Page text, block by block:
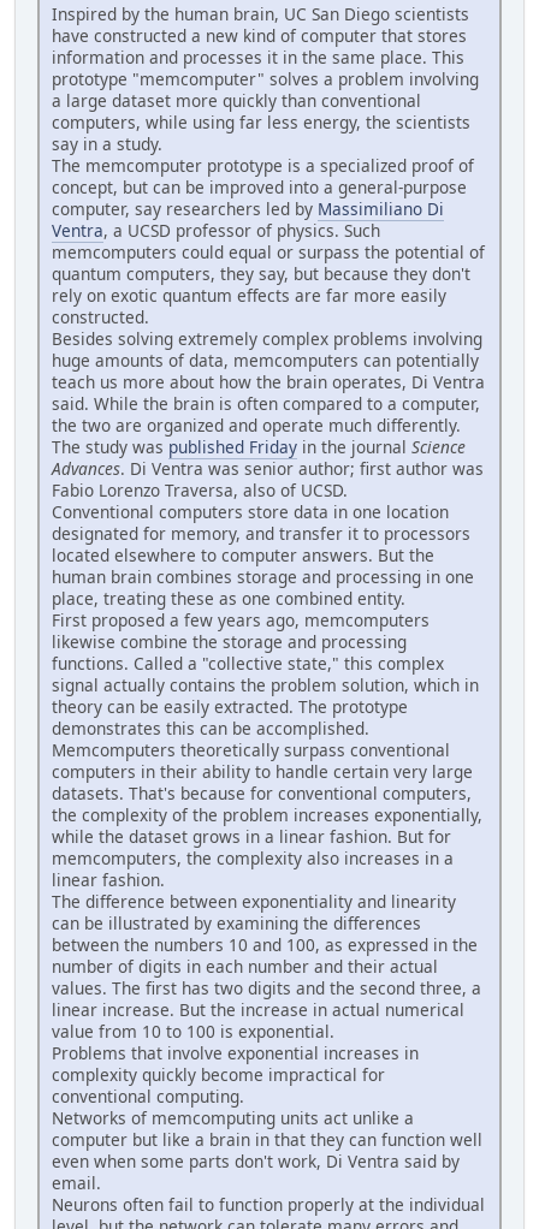
Inspired by the human brain, UC San Diego scientists
have constructed a new kind of computer that stores
information and processes it in the same place. This
prototype "memcomputer" solves a problem involving
a large dataset more quickly than conventional
computers, while using far less energy, the scientists
say in a study.
The memcomputer prototype is a specialized proof of
concept, but can be improved into a general-purpose
computer, say researchers led by Massimiliano Di
Ventra, a UCSD professor of physics. Such
memcomputers could equal or surpass the potential of
quantum computers, they say, but because they don't
rely on exotic quantum effects are far more easily
constructed.
Besides solving extremely complex problems involving
huge amounts of data, memcomputers can potentially
teach us more about how the brain operates, Di Ventra
said. While the brain is often compared to a computer,
the two are organized and operate much differently.
The study was published Friday in the journal Science
Advances. Di Ventra was senior author; first author was
Fabio Lorenzo Traversa, also of UCSD.
Conventional computers store data in one location
designated for memory, and transfer it to processors
located elsewhere to computer answers. But the
human brain combines storage and processing in one
place, treating these as one combined entity.
First proposed a few years ago, memcomputers
likewise combine the storage and processing
functions. Called a "collective state," this complex
signal actually contains the problem solution, which in
theory can be easily extracted. The prototype
demonstrates this can be accomplished.
Memcomputers theoretically surpass conventional
computers in their ability to handle certain very large
datasets. That's because for conventional computers,
the complexity of the problem increases exponentially,
while the dataset grows in a linear fashion. But for
memcomputers, the complexity also increases in a
linear fashion.
The difference between exponentiality and linearity
can be illustrated by examining the differences
between the numbers 10 and 100, as expressed in the
number of digits in each number and their actual
values. The first has two digits and the second three, a
linear increase. But the increase in actual numerical
value from 10 to 100 is exponential.
Problems that involve exponential increases in
complexity quickly become impractical for
conventional computing.
Networks of memcomputing units act unlike a
computer but like a brain in that they can function well
even when some parts don't work, Di Ventra said by
email.
Neurons often fail to function properly at the individual